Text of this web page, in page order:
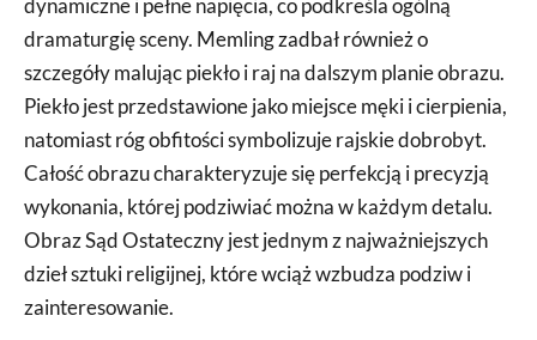
dynamiczne i pełne napięcia, co podkreśla ogólną
dramaturgię sceny. Memling zadbał również o
szczegóły malując piekło i raj na dalszym planie obrazu.
Piekło jest przedstawione jako miejsce męki i cierpienia,
natomiast róg obfitości symbolizuje rajskie dobrobyt.
Całość obrazu charakteryzuje się perfekcją i precyzją
wykonania, której podziwiać można w każdym detalu.
Obraz Sąd Ostateczny jest jednym z najważniejszych
dzieł sztuki religijnej, które wciąż wzbudza podziw i
zainteresowanie.